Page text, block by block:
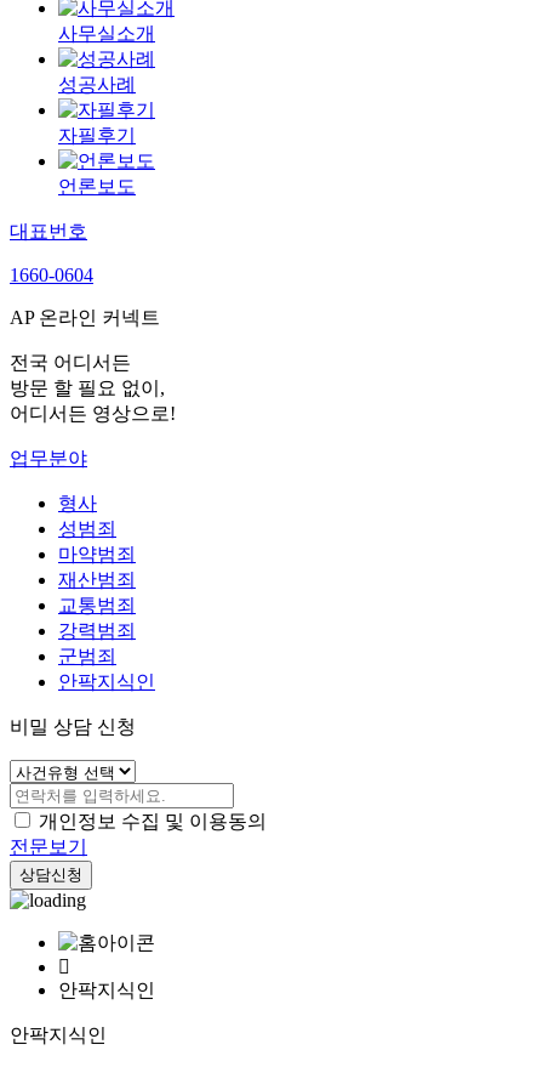
사무실소개
성공사례
자필후기
언론보도
대표번호
1660-0604
AP 온라인 커넥트
전국 어디서든
방문 할 필요 없이,
어디서든 영상으로!
업무분야
형사
성범죄
마약범죄
재산범죄
교통범죄
강력범죄
군범죄
안팍지식인
비밀 상담 신청
개인정보 수집 및 이용동의
전문보기
상담신청
안팍지식인
안팍지식인